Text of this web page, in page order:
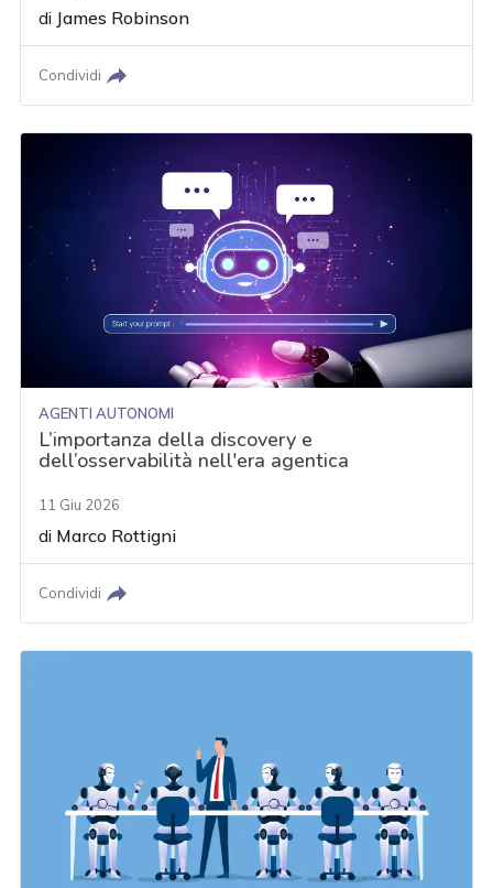
di James Robinson
Condividi
AGENTI AUTONOMI
L’importanza della discovery e
dell’osservabilità nell'era agentica
11 Giu 2026
di Marco Rottigni
Condividi